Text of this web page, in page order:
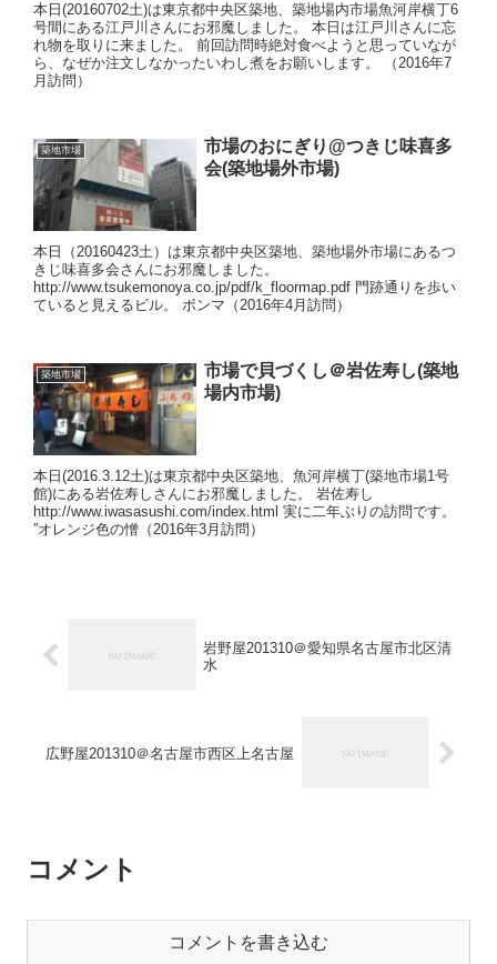
本日(20160702土)は東京都中央区築地、築地場内市場魚河岸横丁6
号間にある江戸川さんにお邪魔しました。 本日は江戸川さんに忘
れ物を取りに来ました。 前回訪問時絶対食べようと思っていなが
ら、なぜか注文しなかったいわし煮をお願いします。 （2016年7
月訪問）
築地市場
市場のおにぎり@つきじ味喜多
会(築地場外市場)
本日（20160423土）は東京都中央区築地、築地場外市場にあるつ
きじ味喜多会さんにお邪魔しました。
http://www.tsukemonoya.co.jp/pdf/k_floormap.pdf 門跡通りを歩い
ていると見えるビル。 ボンマ（2016年4月訪問）
築地市場
市場で貝づくし＠岩佐寿し(築地
場内市場)
本日(2016.3.12土)は東京都中央区築地、魚河岸横丁(築地市場1号
館)にある岩佐寿しさんにお邪魔しました。 岩佐寿し
http://www.iwasasushi.com/index.html 実に二年ぶりの訪問です。
”オレンジ色の憎（2016年3月訪問）
岩野屋201310＠愛知県名古屋市北区清
水
広野屋201310＠名古屋市西区上名古屋
コメント
コメントを書き込む